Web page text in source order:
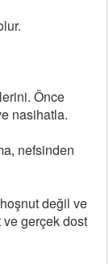
Önce
nasihatla.
nefsinden
değil ve
gerçek dost